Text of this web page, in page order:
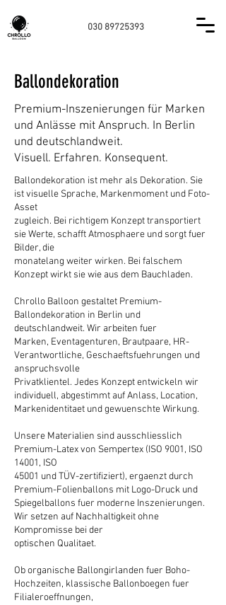
030 89725393
Ballondekoration
Premium-Inszenierungen für Marken
und Anlässe mit Anspruch. In Berlin
und deutschlandweit.
Visuell. Erfahren. Konsequent.
Ballondekoration ist mehr als Dekoration. Sie
ist visuelle Sprache, Markenmoment und Foto-
Asset
zugleich. Bei richtigem Konzept transportiert
sie Werte, schafft Atmosphaere und sorgt fuer
Bilder, die
monatelang weiter wirken. Bei falschem
Konzept wirkt sie wie aus dem Bauchladen.
Chrollo Balloon gestaltet Premium-
Ballondekoration in Berlin und
deutschlandweit. Wir arbeiten fuer
Marken, Eventagenturen, Brautpaare, HR-
Verantwortliche, Geschaeftsfuehrungen und
anspruchsvolle
Privatklientel. Jedes Konzept entwickeln wir
individuell, abgestimmt auf Anlass, Location,
Markenidentitaet und gewuenschte Wirkung.
Unsere Materialien sind ausschliesslich
Premium-Latex von Sempertex (ISO 9001, ISO
14001, ISO
45001 und TÜV-zertifiziert), ergaenzt durch
Premium-Folienballons mit Logo-Druck und
Spiegelballons fuer moderne Inszenierungen.
Wir setzen auf Nachhaltigkeit ohne
Kompromisse bei der
optischen Qualitaet.
Ob organische Ballongirlanden fuer Boho-
Hochzeiten, klassische Ballonboegen fuer
Filialeroeffnungen,